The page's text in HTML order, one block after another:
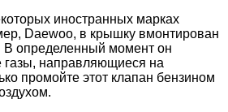
иностранных марках
Daewoo, в крышку вмонтирован
В определенный момент он
газы, направляющиеся на
промойте этот клапан бензином